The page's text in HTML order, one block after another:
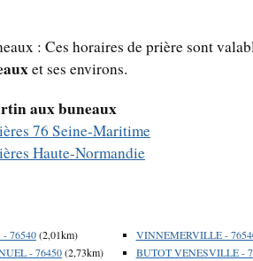
: Ces horaires de prière sont
et ses environs.
aux buneaux
76 Seine-Maritime
Haute-Normandie
76540(2,01km)
- 76450(2,73km)
VINNEMERVILLE -
BUTOT VENESVILLE -